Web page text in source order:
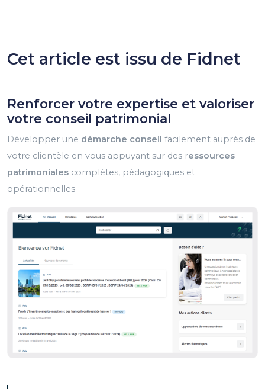
Cet article est issu de Fidnet
Renforcer votre expertise et valoriser
votre conseil patrimonial
Développer une démarche conseil facilement auprès de
votre clientèle en vous appuyant sur des ressources
patrimoniales complètes, pédagogiques et
opérationnelles